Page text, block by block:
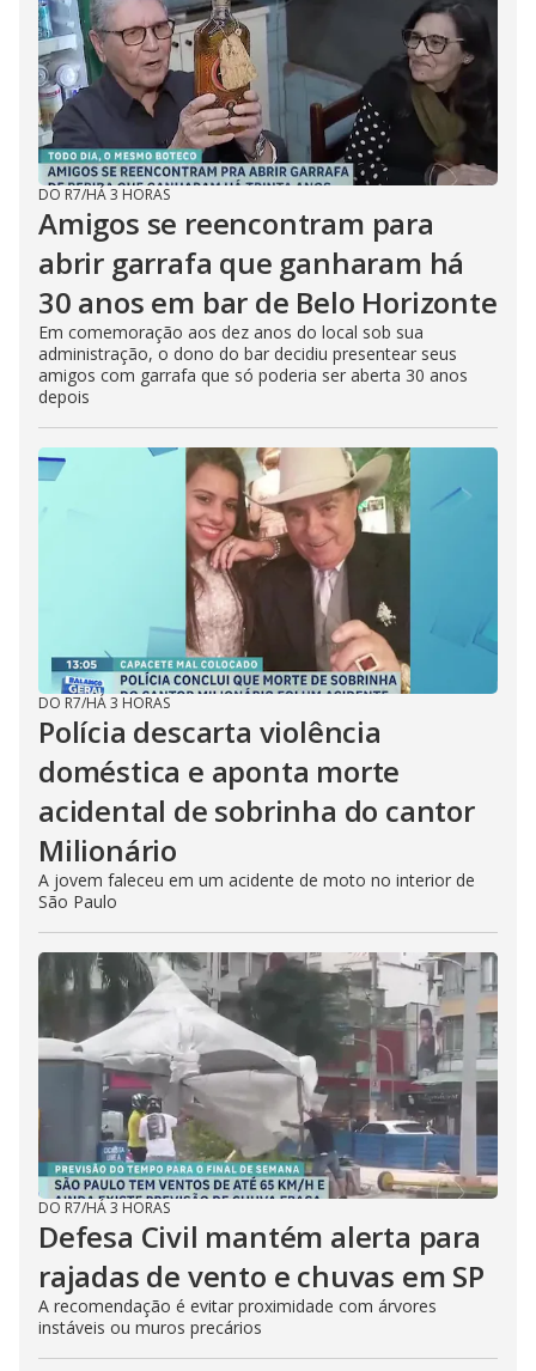
DO R7/HÁ 3 HORAS
Amigos se reencontram para
abrir garrafa que ganharam há
30 anos em bar de Belo Horizonte
Em comemoração aos dez anos do local sob sua
administração, o dono do bar decidiu presentear seus
amigos com garrafa que só poderia ser aberta 30 anos
depois
DO R7/HÁ 3 HORAS
Polícia descarta violência
doméstica e aponta morte
acidental de sobrinha do cantor
Milionário
A jovem faleceu em um acidente de moto no interior de
São Paulo
DO R7/HÁ 3 HORAS
Defesa Civil mantém alerta para
rajadas de vento e chuvas em SP
A recomendação é evitar proximidade com árvores
instáveis ou muros precários